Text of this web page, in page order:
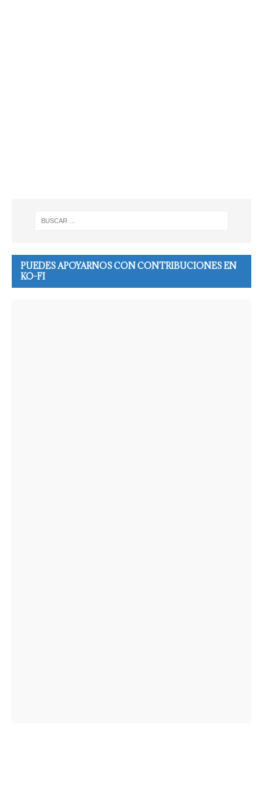
PUEDES APOYARNOS CON CONTRIBUCIONES EN
KO-FI